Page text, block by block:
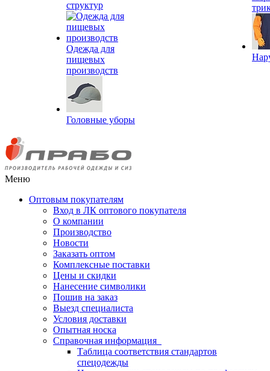
структур
Одежда для
пищевых
производств
Головные уборы
Меню
Оптовым покупателям
Вход в ЛК оптового покупателя
О компании
Производство
Новости
Заказать оптом
Комплексные поставки
Цены и скидки
Нанесение символики
Пошив на заказ
Выезд специалиста
Условия доставки
Опытная носка
Справочная информация
Таблица соответствия стандартов
спецодежды